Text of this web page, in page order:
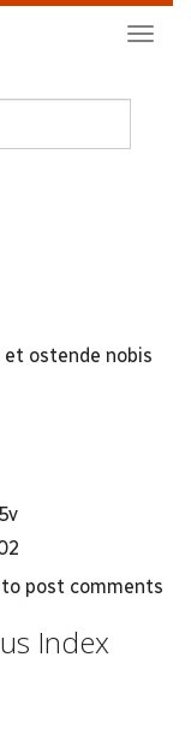
ostende nobis
to post comments
Index